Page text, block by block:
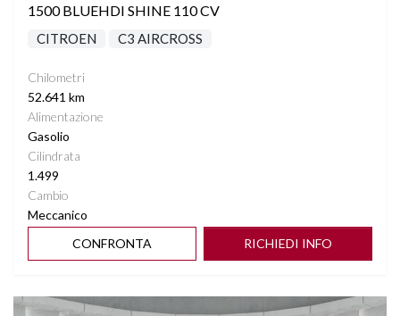
1500 BLUEHDI SHINE 110 CV
CITROEN C3 AIRCROSS
Chilometri
52.641 km
Alimentazione
Gasolio
Cilindrata
1.499
Cambio
Meccanico
CONFRONTA
RICHIEDI INFO
Vedi dettagli